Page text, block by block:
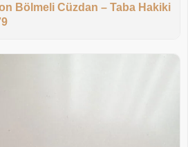
Bölmeli Cüzdan – Taba Hakiki